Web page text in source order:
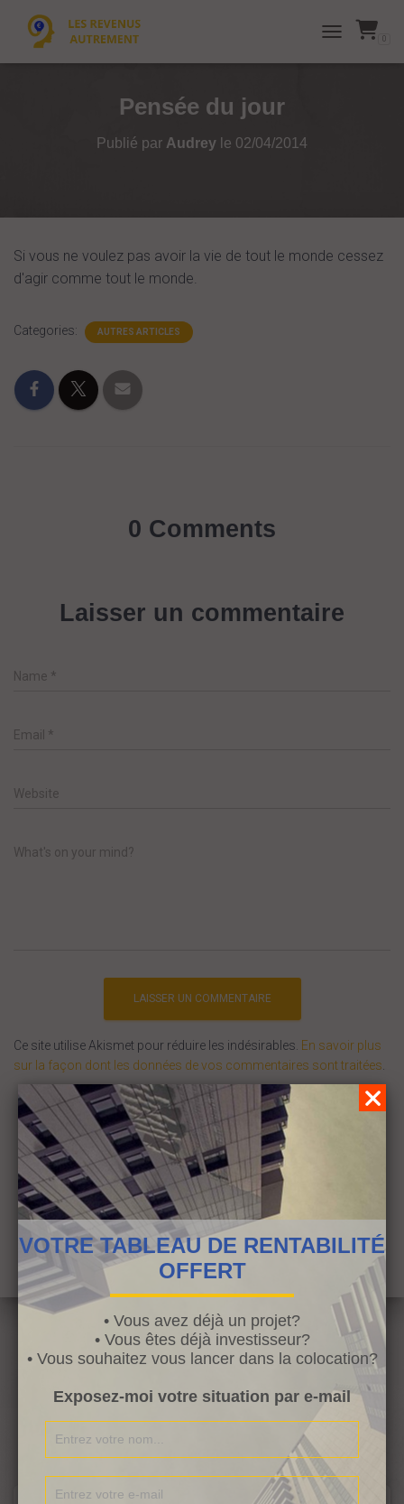
TOGGLE 0
Pensée du jour
Publié par Audrey le 02/04/2014
Si vous ne voulez pas avoir la vie de tout le monde cessez
d'agir comme tout le monde.
Categories: AUTRES ARTICLES
0 Comments
Laisser un commentaire
Name *
Email *
Website
What's on your mind?
Ce site utilise Akismet pour réduire les indésirables. En savoir plus
sur la façon dont les données de vos commentaires sont traitées
Search
R
c
h
e
r
Recherche de produits…
Related Posts
VOTRE TABLEAU DE RENTABILITÉ
OFFERT
• Vous avez déjà un projet?
• Vous êtes déjà investisseur?
• Vous souhaitez vous lancer dans la colocation?
Exposez-moi votre situation par e-mail